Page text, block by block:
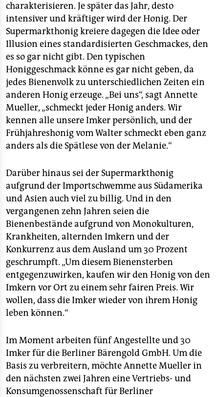
charakterisieren. Je später das Jahr, desto
intensiver und kräftiger wird der Honig. Der
Supermarkthonig kreiere dagegen die Idee oder
Illusion eines standardisierten Geschmackes, den
es so gar nicht gibt. Den typischen
Honiggeschmack könne es gar nicht geben, da
jedes Bienenvolk zu unterschiedlichen Zeiten ein
anderen Honig erzeuge. „Bei uns“, sagt Annette
Mueller, „schmeckt jeder Honig anders. Wir
kennen alle unsere Imker persönlich, und der
Frühjahreshonig vom Walter schmeckt eben ganz
anders als die Spätlese von der Melanie.“
Darüber hinaus sei der Supermarkthonig
aufgrund der Importschwemme aus Südamerika
und Asien auch viel zu billig. Und in den
vergangenen zehn Jahren seien die
Bienenbestände aufgrund von Monokulturen,
Krankheiten, alternden Imkern und der
Konkurrenz aus dem Ausland um 30 Prozent
geschrumpft. „Um diesem Bienensterben
entgegenzuwirken, kaufen wir den Honig von den
Imkern vor Ort zu einem sehr fairen Preis. Wir
wollen, dass die Imker wieder von ihrem Honig
leben können.“
Im Moment arbeiten fünf Angestellte und 30
Imker für die Berliner Bärengold GmbH. Um die
Basis zu verbreitern, möchte Annette Mueller in
den nächsten zwei Jahren eine Vertriebs- und
Konsumgenossenschaft für Berliner